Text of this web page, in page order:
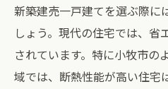
新築建売一戸建てを選ぶ際に
しょう。現代の住宅では、省
されています。特に小牧市の
域では、断熱性能が高い住宅